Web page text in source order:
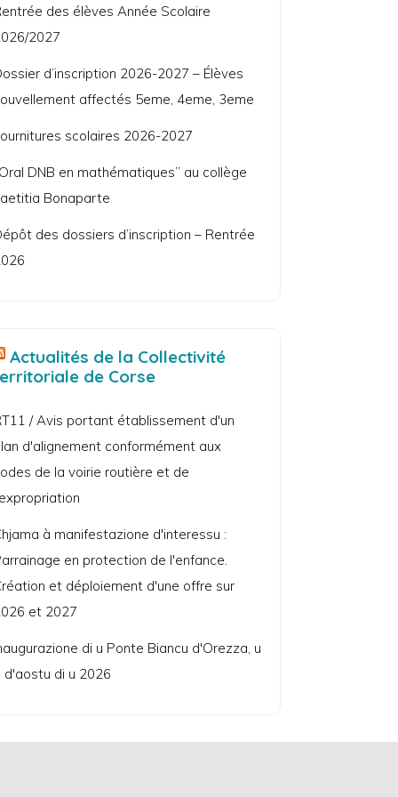
des élèves Année Scolaire
2027
d’inscription 2026-2027 – Élèves
affectés 5eme, 4eme, 3eme
scolaires 2026-2027
DNB en mathématiques” au collège
Bonaparte
des dossiers d’inscription – Rentrée
Actualités de la Collectivité
de Corse
/ Avis portant établissement d'un
d'alignement conformément aux
de la voirie routière et de
à manifestazione d'interessu :
en protection de l'enfance.
et déploiement d'une offre sur
et 2027
di u Ponte Biancu d'Orezza, u
d'aostu di u 2026